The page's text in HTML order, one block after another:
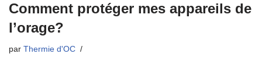
Comment protéger mes appareils de
l’orage?
par Thermie d'OC